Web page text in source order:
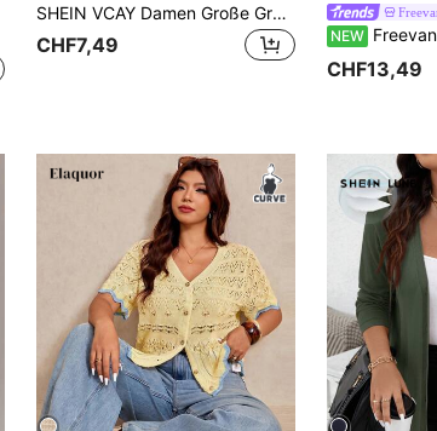
SHEIN VCAY Damen Große Größen Strickjacke mit Bindung vorne für Urlaub, Winter, Herbst
CHF7,49 NEW Freevana Damen-Cardigan in großen Größen,
CHF13,49